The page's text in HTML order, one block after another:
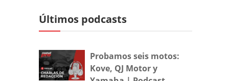
Últimos podcasts
Probamos seis motos:
Kove, QJ Motor y